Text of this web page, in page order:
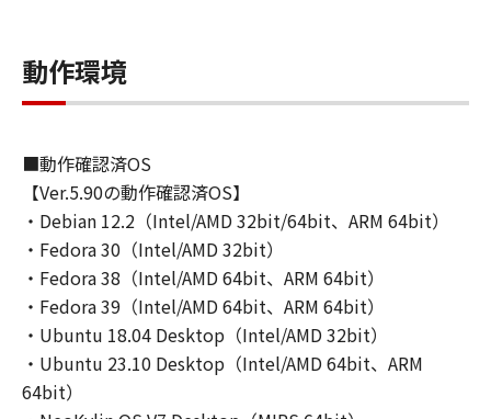
変更、除去または削除してはなりません。
のコンピューターにおいて使用（「使用」と
は、「ソフトウェア」をコンピューターの固定
記憶装置上にインストールすること、またはコ
ンピューターにおいて表示すること、アクセス
すること、読み出すこと、もしくは実行するこ
とのいずれも含むものとします。）することが
できます。
(1)-2. お客様は、「更新データ」を、お客様の
コンピューターおよび「プリンター」において
使用（「使用」とは、「更新データ」をコンピ
動作環境
■動作確認済OS
【Ver.5.90の動作確認済OS】
・Debian 12.2（Intel/AMD 32bit/64bit、ARM 64bit）
・Fedora 30（Intel/AMD 32bit）
・Fedora 38（Intel/AMD 64bit、ARM 64bit）
・Fedora 39（Intel/AMD 64bit、ARM 64bit）
・Ubuntu 18.04 Desktop（Intel/AMD 32bit）
・Ubuntu 23.10 Desktop（Intel/AMD 64bit、ARM
64bit）